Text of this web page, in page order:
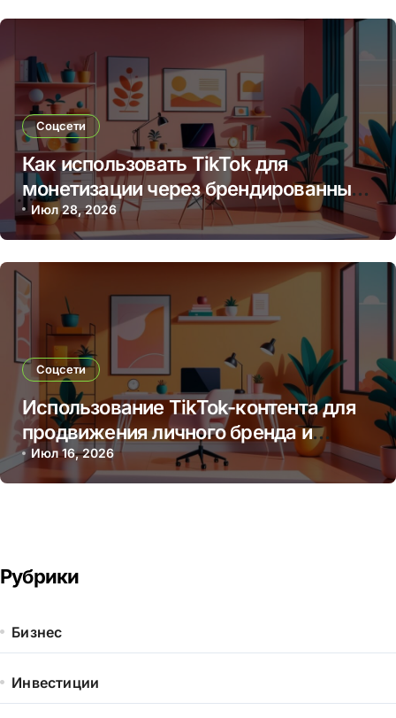
Соцсети
Как использовать TikTok для
монетизации через брендированные
видео и партнерские программы
Июл 28, 2026
Соцсети
Использование TikTok-контента для
продвижения личного бренда и
монетизации через творчество
Июл 16, 2026
Рубрики
Бизнес
Инвестиции